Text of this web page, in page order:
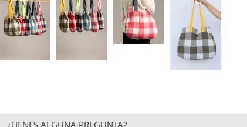
¿TIENES ALGUNA PREGUNTA?